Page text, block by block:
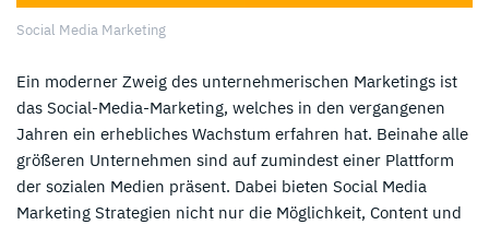
Social Media Marketing
Ein moderner Zweig des unternehmerischen Marketings ist
das Social-Media-Marketing, welches in den vergangenen
Jahren ein erhebliches Wachstum erfahren hat. Beinahe alle
größeren Unternehmen sind auf zumindest einer Plattform
der sozialen Medien präsent. Dabei bieten Social Media
Marketing Strategien nicht nur die Möglichkeit, Content und